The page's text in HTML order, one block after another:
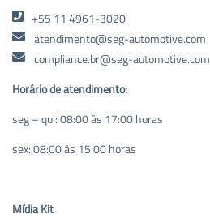
+55 11 4961-3020
atendimento@seg-automotive.com
compliance.br@seg-automotive.com
Horário de atendimento:
seg – qui: 08:00 às 17:00 horas
sex: 08:00 às 15:00 horas
Mídia Kit